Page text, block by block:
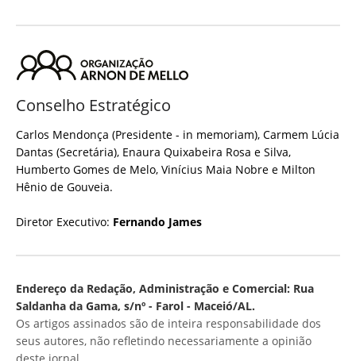
Conselho Estratégico
Carlos Mendonça (Presidente - in memoriam), Carmem Lúcia
Dantas (Secretária), Enaura Quixabeira Rosa e Silva,
Humberto Gomes de Melo, Vinícius Maia Nobre e Milton
Hênio de Gouveia.
Diretor Executivo: Fernando James
Endereço da Redação, Administração e Comercial: Rua
Saldanha da Gama, s/nº - Farol - Maceió/AL.
Os artigos assinados são de inteira responsabilidade dos
seus autores, não refletindo necessariamente a opinião